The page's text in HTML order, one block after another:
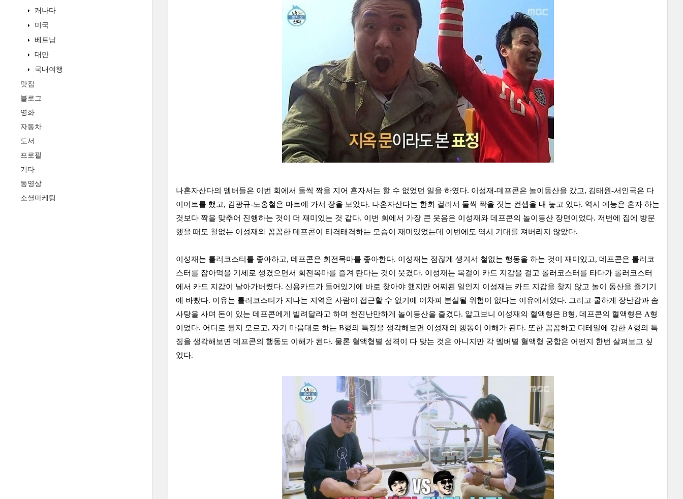
캐나다
미국
베트남
대만
국내여행
맛집
블로그
영화
자동차
도서
프로필
기타
동영상
소셜마케팅
나혼자산다의 멤버들은 이번 회에서 둘씩 짝을 지어 혼자서는 할 수 없었던 일을 하였다. 이성재-데프콘은 놀이동산을 갔고, 김태원-서인국은 다
이어트를 했고, 김광규-노홍철은 마트에 가서 장을 보았다. 나혼자산다는 한회 걸러서 둘씩 짝을 짓는 컨셉을 내 놓고 있다. 역시 예능은 혼자 하는
것보다 짝을 맞추어 진행하는 것이 더 재미있는 것 같다. 이번 회에서 가장 큰 웃음은 이성재와 데프콘의 놀이동산 장면이었다. 저번에 집에 방문
했을 때도 철없는 이성재와 꼼꼼한 데프콘이 티격태격하는 모습이 재미있었는데 이번에도 역시 기대를 져버리지 않았다.
이성재는 롤러코스터를 좋아하고, 데프콘은 회전목마를 좋아한다. 이성재는 점잖게 생겨서 철없는 행동을 하는 것이 재미있고, 데프콘은 롤러코
스터를 잡아먹을 기세로 생겼으면서 회전목마를 즐겨 탄다는 것이 웃겼다. 이성재는 목걸이 카드 지갑을 걸고 롤러코스터를 타다가 롤러코스터
에서 카드 지갑이 날아가버렸다. 신용카드가 들어있기에 바로 찾아야 했지만 어찌된 일인지 이성재는 카드 지갑을 찾지 않고 놀이 동산을 즐기기
에 바빴다. 이유는 롤러코스터가 지나는 지역은 사람이 접근할 수 없기에 어차피 분실될 위험이 없다는 이유에서였다. 그리고 쿨하게 장난감과 솜
사탕을 사며 돈이 있는 데프콘에게 빌려달라고 하며 천진난만하게 놀이동산을 즐겼다. 알고보니 이성재의 혈액형은 B형, 데프콘의 혈액형은 A형
이었다. 어디로 튈지 모르고, 자기 마음대로 하는 B형의 특징을 생각해보면 이성재의 행동이 이해가 된다. 또한 꼼꼼하고 디테일에 강한 A형의 특
징을 생각해보면 데프콘의 행동도 이해가 된다. 물론 혈액형별 성격이 다 맞는 것은 아니지만 각 멤버별 혈액형 궁합은 어떤지 한번 살펴보고 싶
었다.